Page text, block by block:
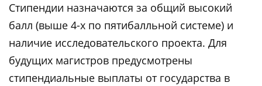
Стипендии назначаются за общий высокий
балл (выше 4-х по пятибалльной системе) и
наличие исследовательского проекта. Для
будущих магистров предусмотрены
стипендиальные выплаты от государства в